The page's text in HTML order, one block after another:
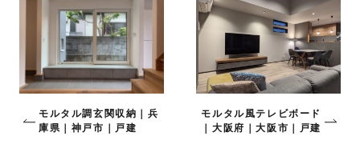
モルタル調玄関収納｜兵
庫県｜神戸市｜戸建
モルタル風テレビボード
｜大阪府｜大阪市｜戸建